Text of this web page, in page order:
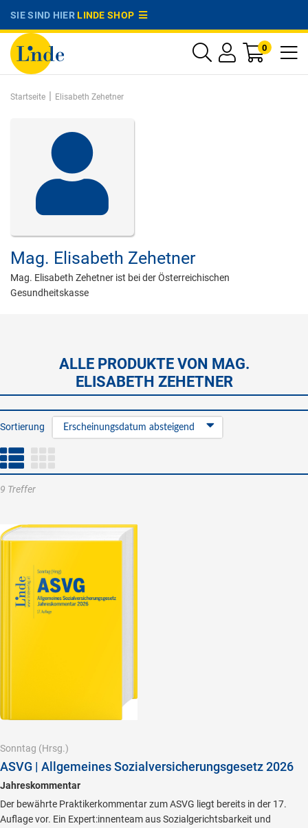
SIE SIND HIERLINDE SHOP
0
Startseite | Elisabeth Zehetner
Mag. Elisabeth Zehetner
Mag. Elisabeth Zehetner ist bei der Österreichischen
Gesundheitskasse
ALLE PRODUKTE VON MAG.
ELISABETH ZEHETNER
Sortierung Erscheinungsdatum absteigend
9 Treffer
Sonntag (Hrsg.)
ASVG | Allgemeines Sozialversicherungsgesetz 2026
Jahreskommentar
Der bewährte Praktikerkommentar zum ASVG liegt bereits in der 17.
Auflage vor. Ein Expert:innenteam aus Sozialgerichtsbarkeit und